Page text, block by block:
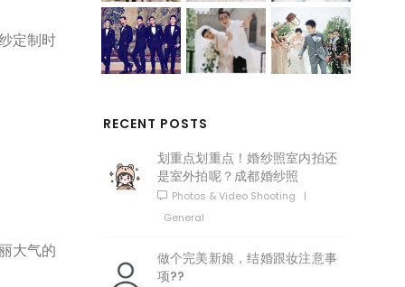
定制时
大气的
RECENT POSTS
划重点划重点！婚纱照室内拍还
是室外拍呢？成都婚纱照
Photos & Video Shooting
|
General
做个完美新娘，结婚跟妆注意事
项??